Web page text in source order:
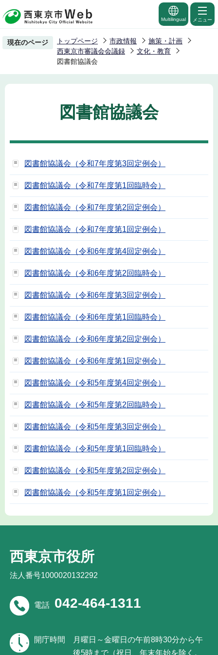
の
ー
の
先
Multilingual メニュー
現在のページ トップページ 市政情報
施策・計画
西東京市審議会会議録
文化・教育
図書館協議会
図書館協議会
図書館協議会（令和7年度第3回定例会）
図書館協議会（令和7年度第1回臨時会）
図書館協議会（令和7年度第2回定例会）
図書館協議会（令和7年度第1回定例会）
図書館協議会（令和6年度第4回定例会）
図書館協議会（令和6年度第2回臨時会）
図書館協議会（令和6年度第3回定例会）
図書館協議会（令和6年度第1回臨時会）
図書館協議会（令和6年度第2回定例会）
図書館協議会（令和6年度第1回定例会）
図書館協議会（令和5年度第4回定例会）
図書館協議会（令和5年度第2回臨時会）
図書館協議会（令和5年度第3回定例会）
図書館協議会（令和5年度第1回臨時会）
図書館協議会（令和5年度第2回定例会）
図書館協議会（令和5年度第1回定例会）
西東京市役所
法人番号1000020132292
電話 042-464-1311
開庁時間
月曜日～金曜日の午前8時30分から午
後5時まで（祝日、年末年始を除く。